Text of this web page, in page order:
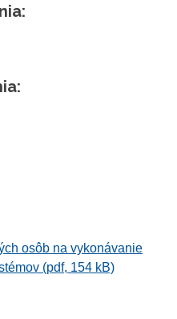
osôb na vykonávanie
(pdf, 154 kB)